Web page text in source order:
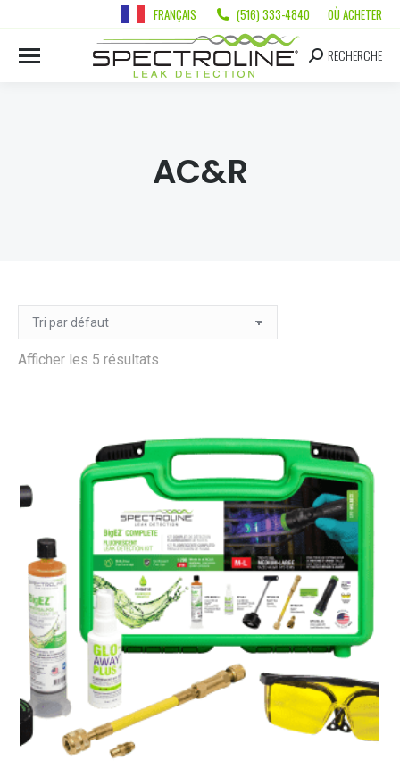
FRANÇAIS (516) 333-4840 OÙ ACHETER
RECHERCHE
AC&R
Afficher les 5 résultats